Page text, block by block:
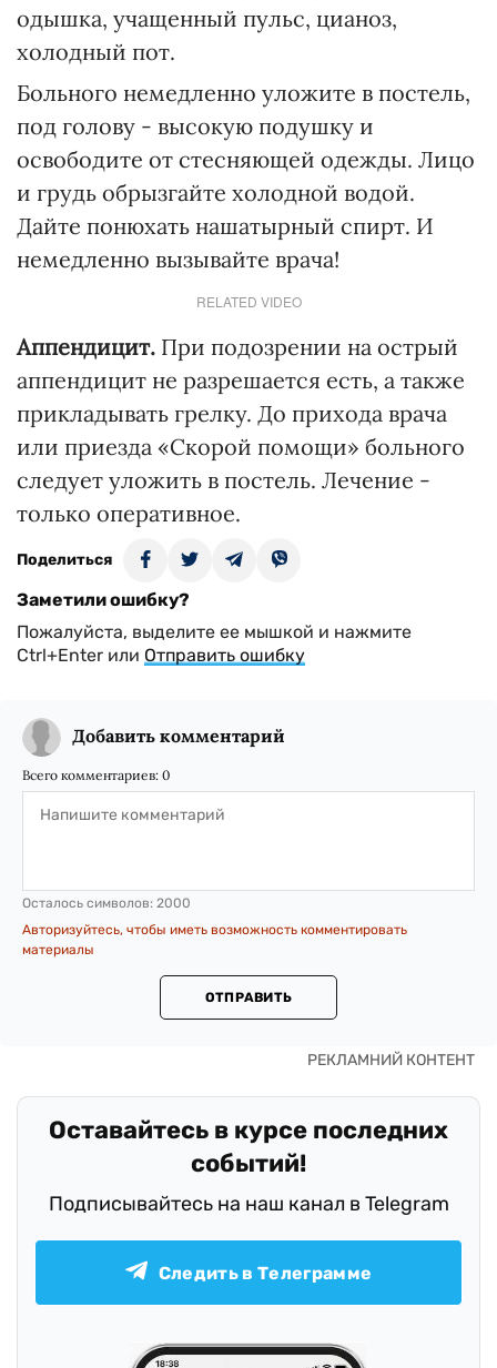
одышка, учащенный пульс, цианоз,
холодный пот.
Больного немедленно уложите в постель,
под голову - высокую подушку и
освободите от стесняющей одежды. Лицо
и грудь обрызгайте холодной водой.
Дайте понюхать нашатырный спирт. И
немедленно вызывайте врача!
RELATED VIDEO
Аппендицит. При подозрении на острый
аппендицит не разрешается есть, а также
прикладывать грелку. До прихода врача
или приезда «Скорой помощи» больного
следует уложить в постель. Лечение -
только оперативное.
Поделиться
Заметили ошибку?
Пожалуйста, выделите ее мышкой и нажмите
Ctrl+Enter или Отправить ошибку
Добавить комментарий
Всего комментариев: 0
Осталось символов: 2000
Авторизуйтесь, чтобы иметь возможность комментировать
материалы
ОТПРАВИТЬ
Оставайтесь в курсе последних
событий!
Подписывайтесь на наш канал в Telegram
Следить в Телеграмме